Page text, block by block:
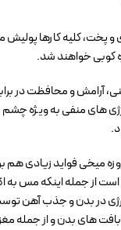
و پخت، کلیه کارها
کوبی خواهند شد.
آرامش و محافظت در
های منفی به ویژه چشم
میخی فواید زیادی هم
است از جمله اینکه مس به
در بدن و جذب آهن
بافت های بدن و از جمله